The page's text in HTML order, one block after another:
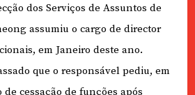
dos Serviços de Assuntos de
assumiu o cargo de director
em Janeiro deste ano.
que o responsável pediu, em
cessação de funções após